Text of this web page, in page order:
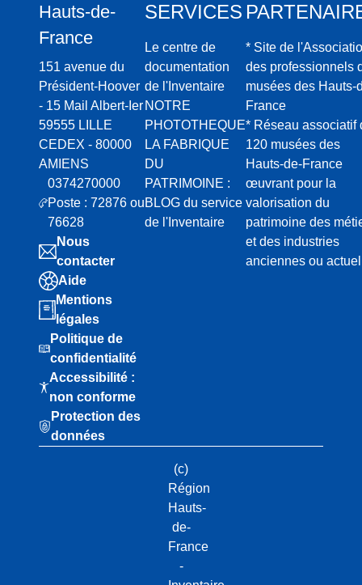
Hauts-de-
France
151 avenue du
Président-Hoover
- 15 Mail Albert-Ier
59555 LILLE
CEDEX - 80000
AMIENS
0374270000
Poste : 72876 ou
76628
Nous
contacter
Aide
Mentions
légales
Politique de
confidentialité
Accessibilité :
non conforme
Protection des
données
SERVICES
Le centre de
documentation
de l'Inventaire
NOTRE
PHOTOTHEQUE
LA FABRIQUE
DU
PATRIMOINE :
BLOG du service
de l'Inventaire
* Site de
des professionnels
musées des Hauts-
France
* Réseau associatif
120 musées des
Hauts-de-France
œuvrant pour la
valorisation du
patrimoine des
et des industries
anciennes ou
(c)
Région
Hauts-
de-
France
-